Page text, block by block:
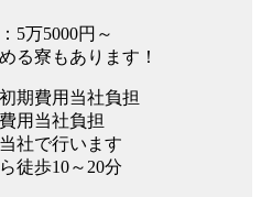
5万5000円～
る寮もあります！
期費用当社負担
用当社負担
社で行います
徒歩10～20分